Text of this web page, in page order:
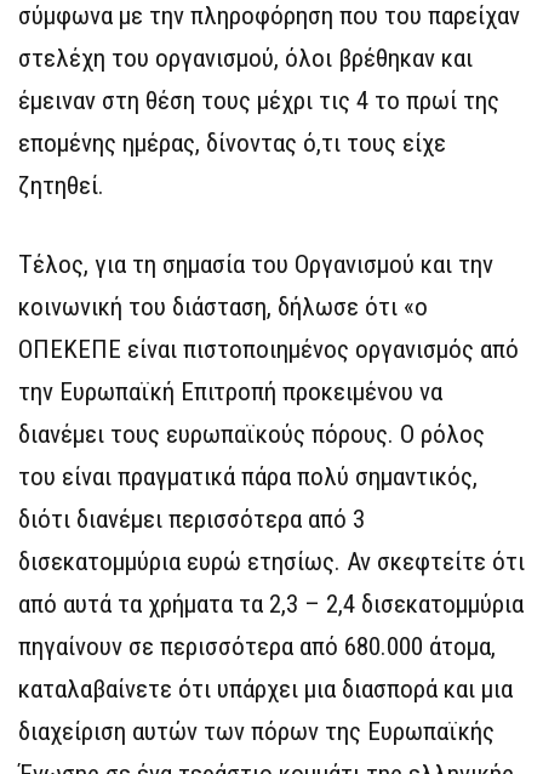
σύμφωνα με την πληροφόρηση που του παρείχαν
στελέχη του οργανισμού, όλοι βρέθηκαν και
έμειναν στη θέση τους μέχρι τις 4 το πρωί της
επομένης ημέρας, δίνοντας ό,τι τους είχε
ζητηθεί.
Τέλος, για τη σημασία του Οργανισμού και την
κοινωνική του διάσταση, δήλωσε ότι «ο
ΟΠΕΚΕΠΕ είναι πιστοποιημένος οργανισμός από
την Ευρωπαϊκή Επιτροπή προκειμένου να
διανέμει τους ευρωπαϊκούς πόρους. Ο ρόλος
του είναι πραγματικά πάρα πολύ σημαντικός,
διότι διανέμει περισσότερα από 3
δισεκατομμύρια ευρώ ετησίως. Αν σκεφτείτε ότι
από αυτά τα χρήματα τα 2,3 – 2,4 δισεκατομμύρια
πηγαίνουν σε περισσότερα από 680.000 άτομα,
καταλαβαίνετε ότι υπάρχει μια διασπορά και μια
διαχείριση αυτών των πόρων της Ευρωπαϊκής